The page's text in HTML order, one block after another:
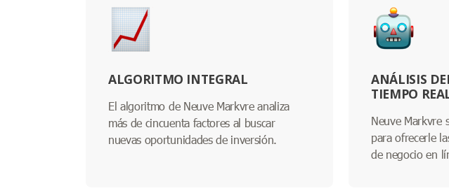
ALGORITMO INTEGRAL
El algoritmo de Neuve Markvre analiza
más de cincuenta factores al buscar
nuevas oportunidades de inversión.
ANÁLISIS
TIEMPO
Neuve Markvre
para ofrecerle
de negocio en